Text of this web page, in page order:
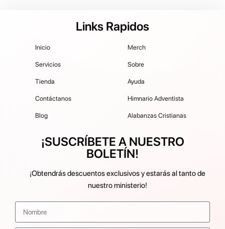
Links Rapidos
Inicio
Servicios
Tienda
Contáctanos
Blog
Merch
Sobre
Ayuda
Himnario Adventista
Alabanzas Cristianas
¡SUSCRÍBETE A NUESTRO
BOLETÍN!
¡Obtendrás descuentos exclusivos y estarás al tanto de
nuestro ministerio!